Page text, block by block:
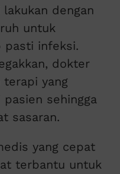
dengan
untuk
pasti infeksi.
dokter
yang
sehingga
sasaran.
yang cepat
terbantu untuk